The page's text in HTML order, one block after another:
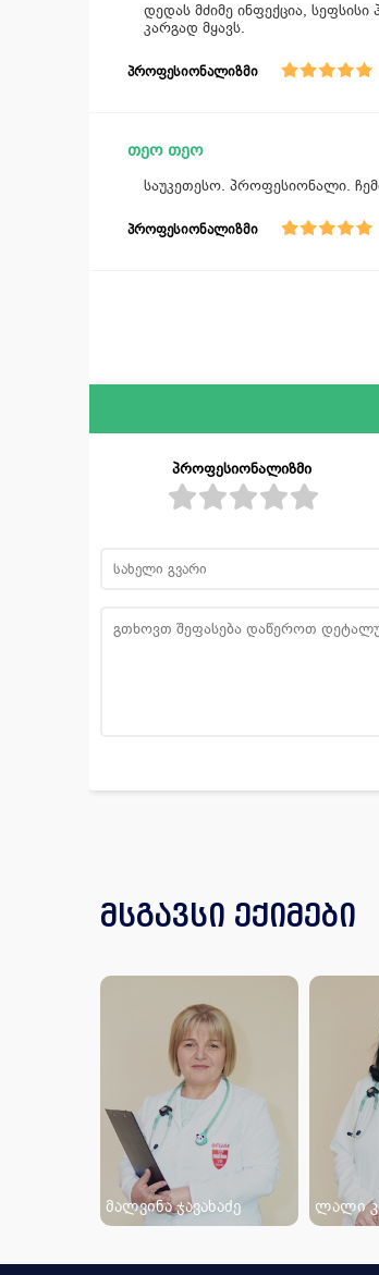
დედას მძიმე ინფექცია,
კარგად მყავს.
პროფესიონალიზმი
თეო თეო
საუკეთესო. პროფესიონალი.
პროფესიონალიზმი
პროფესიონალიზმი
მსგავსი ექიმები
მალვინა ჯავახაძე ლალი